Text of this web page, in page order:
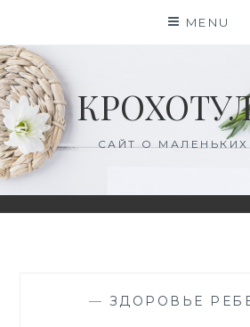
content
MENU
САЙТ О МАЛЕНЬКИХ
— ЗДОРОВЬЕ